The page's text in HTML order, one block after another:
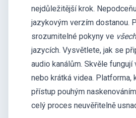
nejdůležitější krok.
jazykovým verzím dostanou.
srozumitelné pokyny ve
jazycích. Vysvětlete, jak se
audio kanálům. Skvěle fungují
nebo krátká videa. Platforma,
přístup pouhým
celý proces neuvěřitelně